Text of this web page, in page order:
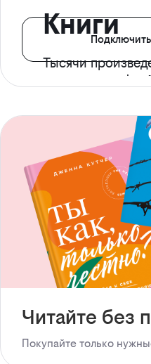
Книги
Тысячи
с доступом
Читайте без
Покупайте только